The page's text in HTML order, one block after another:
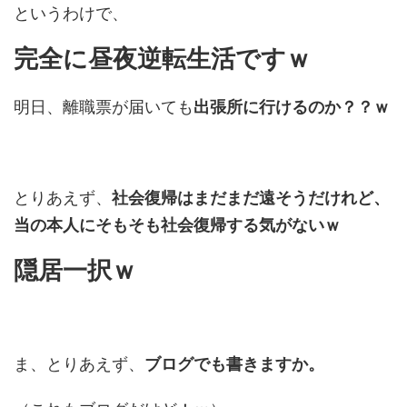
というわけで、
完全に昼夜逆転生活ですｗ
明日、離職票が届いても出張所に行けるのか？？ｗ
とりあえず、 社会復帰はまだまだ遠そうだけれど、
当の本人にそもそも社会復帰する気がないｗ
隠居一択ｗ
ま、とりあえず、 ブログでも書きますか。